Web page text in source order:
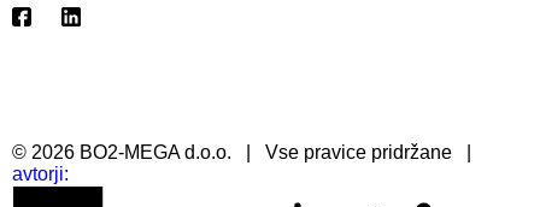
© 2026 BO2-MEGA d.o.o. Vse pravice pridržane
avtorji: